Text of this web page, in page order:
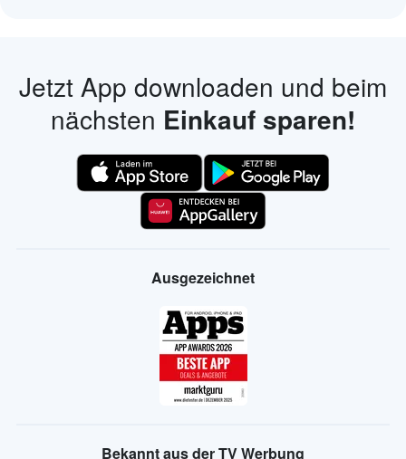
Jetzt App downloaden und beim
nächsten Einkauf sparen!
Ausgezeichnet
Bekannt aus der TV Werbung